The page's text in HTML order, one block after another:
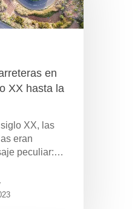
en
XX hasta la
XX, las
eran
peculiar:…